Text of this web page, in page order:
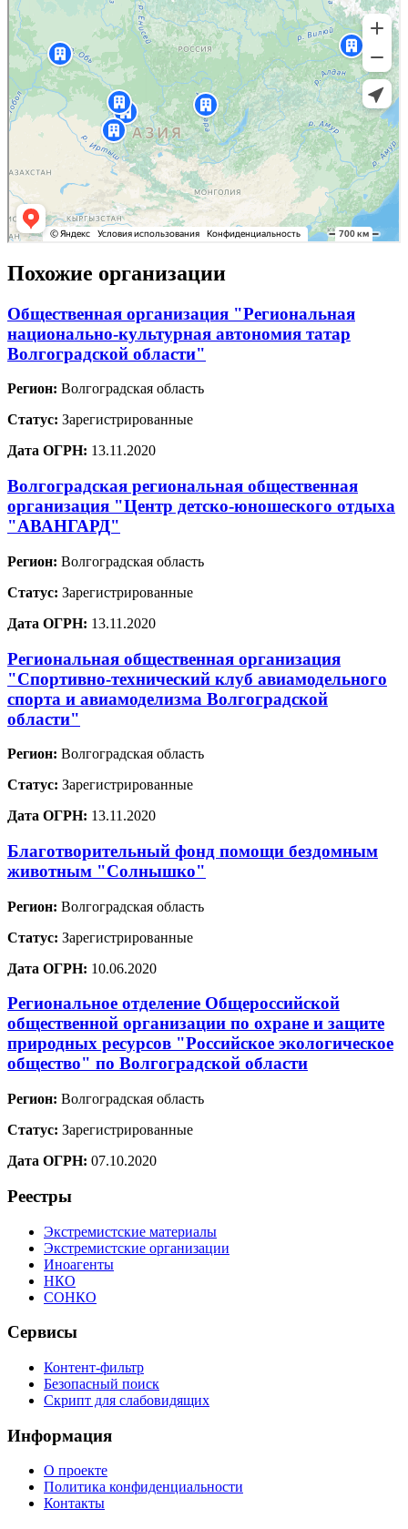
Похожие организации
Общественная организация "Региональная
национально-культурная автономия татар
Волгоградской области"
Регион: Волгоградская область
Статус: Зарегистрированные
Дата ОГРН: 13.11.2020
Волгоградская региональная общественная
организация "Центр детско-юношеского отдыха
"АВАНГАРД"
Регион: Волгоградская область
Статус: Зарегистрированные
Дата ОГРН: 13.11.2020
Региональная общественная организация
"Спортивно-технический клуб авиамодельного
спорта и авиамоделизма Волгоградской
области"
Регион: Волгоградская область
Статус: Зарегистрированные
Дата ОГРН: 13.11.2020
Благотворительный фонд помощи бездомным
животным "Солнышко"
Регион: Волгоградская область
Статус: Зарегистрированные
Дата ОГРН: 10.06.2020
Региональное отделение Общероссийской
общественной организации по охране и защите
природных ресурсов "Российское экологическое
общество" по Волгоградской области
Регион: Волгоградская область
Статус: Зарегистрированные
Дата ОГРН: 07.10.2020
Реестры
Экстремистские материалы
Экстремистские организации
Иноагенты
НКО
СОНКО
Сервисы
Контент-фильтр
Безопасный поиск
Скрипт для слабовидящих
Информация
О проекте
Политика конфиденциальности
Контакты